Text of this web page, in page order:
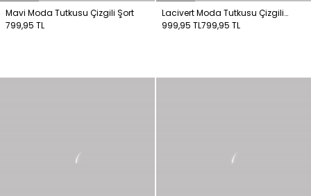
Mavi Moda Tutkusu Çizgili Şort
799,95 TL
Lacivert Moda Tutkusu Çizgili
Denim Şort
999,95 TL799,95 TL